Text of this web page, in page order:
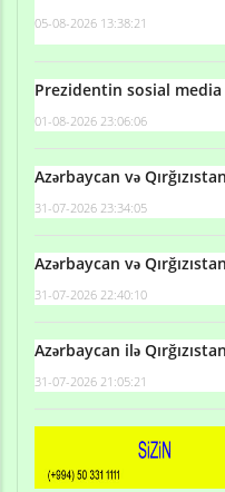
05-08-2026 13:38:21
Prezidentin sosial media
01-08-2026 23:06:06
Azərbaycan və
31-07-2026 23:34:05
Azərbaycan və
31-07-2026 22:40:10
Azərbaycan ilə
31-07-2026 21:05:21